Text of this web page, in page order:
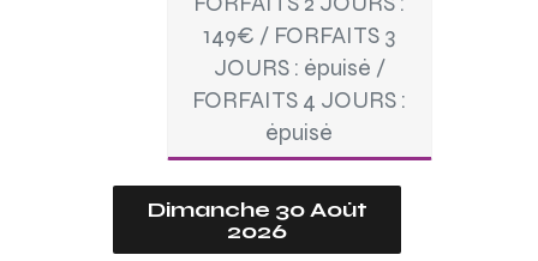
149€ / FORFAITS 3
JOURS : épuisé /
FORFAITS 4 JOURS :
épuisé
Dimanche 30 Août
2026